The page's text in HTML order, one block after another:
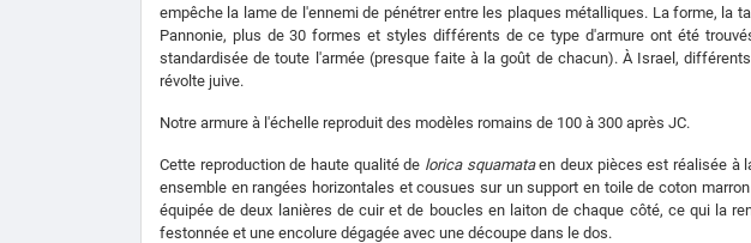
empêche la lame de l'ennemi de pénétrer entre les plaques métalliques. La forme, la
Pannonie, plus de 30 formes et styles différents de ce type d'armure ont été
standardisée de toute l'armée (presque faite à la goût de chacun). À Israel,
révolte juive.
Notre armure à l'échelle reproduit des modèles romains de 100 à 300 après JC.
Cette reproduction de haute qualité de lorica squamataen deux pièces est réalisée à
ensemble en rangées horizontales et cousues sur un support en toile de coton
équipée de deux lanières de cuir et de boucles en laiton de chaque côté, ce qui la
festonnée et une encolure dégagée avec une découpe dans le dos.